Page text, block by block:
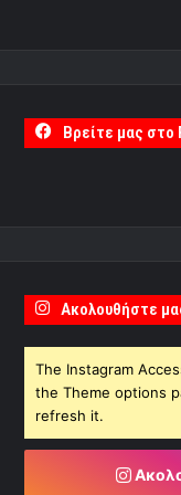
Βρείτε μας στο
Ακολουθήστε
The Instagram
the Theme options
refresh it.